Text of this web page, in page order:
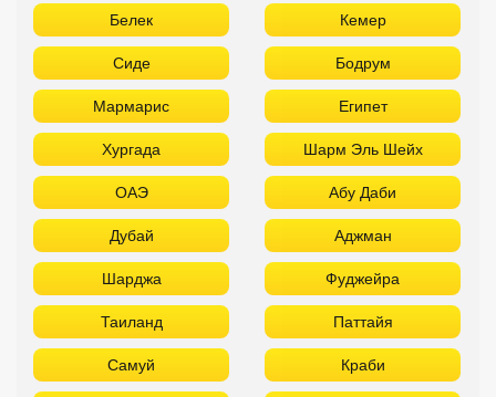
Белек Кемер
Сиде Бодрум
Мармарис Египет
Хургада Шарм Эль Шейх
ОАЭ Абу Даби
Дубай Аджман
Шарджа Фуджейра
Таиланд Паттайя
Самуй Краби